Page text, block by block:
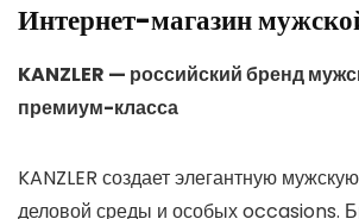
Интернет-магазин
KANZLER — российский бренд
премиум-класса
KANZLER создает элегантную
деловой среды и особых occasions.